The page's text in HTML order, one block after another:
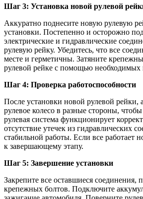
Шаг 3: Установка новой рулевой
Аккуратно поднесите новую рулевую
установки. Постепенно и осторожно
электрические и гидравлические
рулевую рейку. Убедитесь, что все
месте и герметичны. Затяните
рулевой рейке с помощью необходимых
Шаг 4: Проверка работоспособности
После установки новой рулевой рейки,
рулевое колесо в разные стороны, чтобы
рулевая система функционирует
отсутствие утечек из гидравлических
стабильной работы. Если все работает
к завершающему этапу.
Шаг 5: Завершение установки
Закрепите все оставшиеся соединения,
крепежных болтов. Подключите